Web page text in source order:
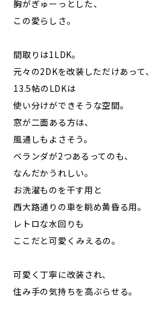
胸がぎゅーっとした、
この愛らしさ。
間取りは1LDK。
元々の2DKを改装しただけあって、
13.5帖のLDKは
使い分けができそうな空間。
窓が二面ある方は、
風通しもよさそう。
ベランダが2つあるってのも、
なんだかうれしい。
お洗濯ものを干す用と
西大路通りの車を眺め黄昏る用。
レトロな水回りも
ここだと可愛くみえるの。
可愛く丁寧に改装され、
住み手の気持ちを高ぶらせる。